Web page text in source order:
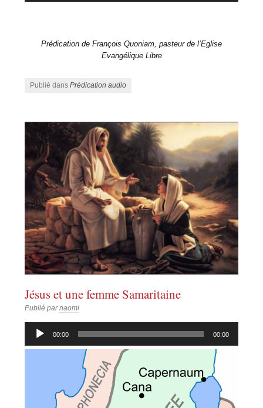
Prédication de François Quoniam, pasteur de l’Eglise
Evangélique Libre
Publié dansPrédication audio
Jésus et une femme Samaritaine
Publié parnaomi
Lecteur
audio
00:00 00:00